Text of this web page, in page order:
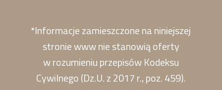
*Informacje zamieszczone na niniejszej
stronie www nie stanowią oferty
w rozumieniu przepisów Kodeksu
Cywilnego (Dz.U. z 2017 r., poz. 459).